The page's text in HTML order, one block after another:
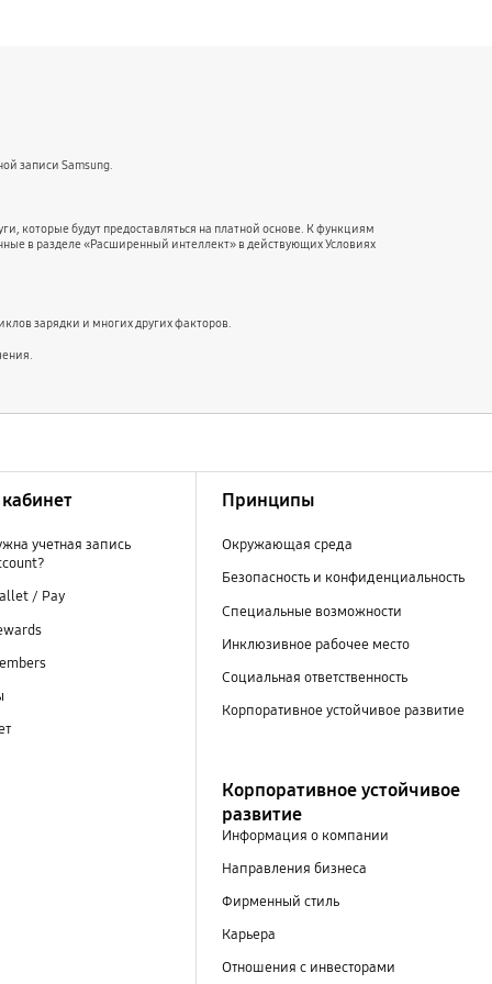
записи Samsung.
которые будут предоставляться на платной основе. К функциям
в разделе «Расширенный интеллект» в действующих Условиях
зарядки и многих других факторов.
учетная запись
/ Pay
Принципы
Окружающая среда
Безопасность и конфиденциальность
Специальные возможности
Инклюзивное рабочее место
Социальная ответственность
Корпоративное устойчивое развитие
Корпоративное устойчивое
развитие
Информация о компании
Направления бизнеса
Фирменный стиль
Карьера
Отношения с инвесторами